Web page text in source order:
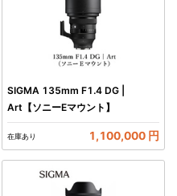
SIGMA 135mm F1.4 DG |
Art【ソニーEマウント】
在庫あり 1,100,000 円